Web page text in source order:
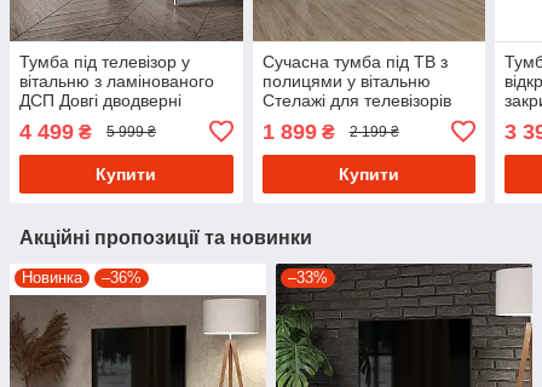
Тумба під телевізор у
вітальню з ламінованого
ДСП Довгі дводверні
тумби під тв з полицями і
шухлядами
4 499 ₴ 5 999 ₴
Купити
Сучасна тумба під ТВ з
полицями у вітальню
Стелажі для телевізорів
Ламінованого ДСП
1 899₴ 2 199 ₴
Купити
3
Акційні пропозиції та новинки
Новинка –36% –33%